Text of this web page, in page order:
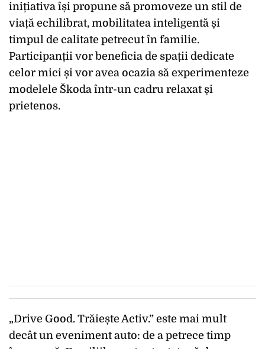
inițiativa își propune să promoveze un stil de
viață echilibrat, mobilitatea inteligentă și
timpul de calitate petrecut în familie.
Participanții vor beneficia de spații dedicate
celor mici și vor avea ocazia să experimenteze
modelele Škoda într-un cadru relaxat și
prietenos.
„Drive Good. Trăiește Activ.” este mai mult
decât un eveniment auto: de a petrece timp